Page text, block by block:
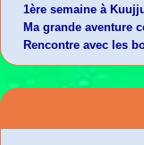
1ère semaine à
Ma grande aventure
Rencontre avec les